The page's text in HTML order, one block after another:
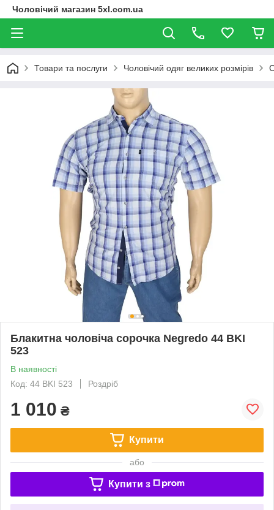
Чоловічий магазин 5xl.com.ua
Товари та послуги Чоловічий одяг великих розмірів
Блакитна чоловіча сорочка Negredo 44 BKI
523
В наявності
Код: 44 BKI 523
Роздріб
1 010 ₴
Купити
або
Купити з